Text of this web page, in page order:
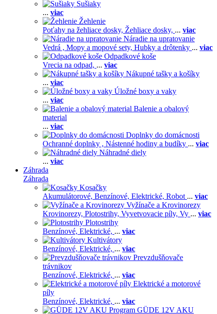
Sušiaky
... viac
Žehlenie
Poťahy na žehliace dosky, Žehliace dosky, ... viac
Náradie na upratovanie
Vedrá , Mopy a mopové sety, Hubky a drôtenky ... viac
Odpadkové koše
Vrecia na odpad, ... viac
Nákupné tašky a košíky
... viac
Úložné boxy a vaky
... viac
Balenie a obalový
material
... viac
Doplnky do domácnosti
Ochranné doplnky , Nástenné hodiny a budíky ... viac
Náhradné diely
... viac
Záhrada
Záhrada
Kosačky
Akumulátorové, Benzínové, Elektrické, Robot ... viac
Vyžínače a Krovinorezy
Krovinorezy, Plotostrihy, Vyvetvovacie píly, Vy ... viac
Plotostrihy
Benzínové, Elektrické, ... viac
Kultivátory
Benzínové, Elektrické, ... viac
Prevzdušňovače
trávnikov
Benzínové, Elektrické, ... viac
Elektrické a motorové
píly
Benzínové, Elektrické, ... viac
GÜDE 12V AKU